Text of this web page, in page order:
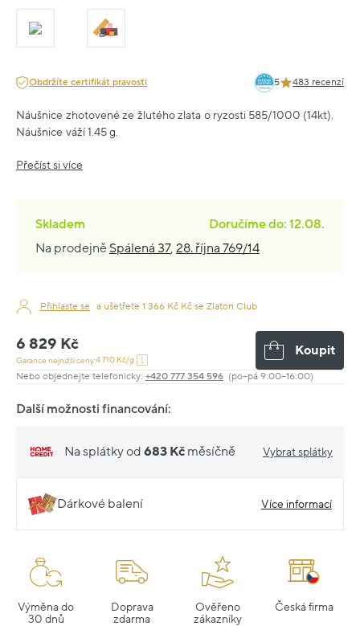
Obdržíte certifikát pravosti 5 483 recenzí
Náušnice zhotovené ze žlutého zlata o ryzosti 585/1000 (14kt).
Náušnice váží 1.45 g.
Přečíst si více
Skladem
Doručíme do: 12.08.
Na prodejně Spálená 37, 28. října 769/14
Přihlaste se a ušetřete 1 366 Kč Kč se Zlaton Club
6 829 Kč
Garance nejnižší ceny:4 710 Kč/g
Koupit
Nebo objednejte telefonicky: +420 777 354 596 (po–pá 9:00–16:00)
Další možnosti financování:
Na splátky od 683 Kč měsíčně Vybrat splátky
Dárkové balení Více informací
Výměna do
30 dnů
Doprava
zdarma
Ověřeno
zákazníky
Česká firma